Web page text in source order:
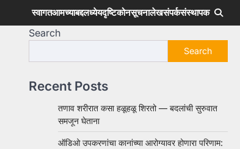
स्वागतआमच्याबद्दलध्येयदृष्टिकोनसूचनालेखसंपर्कसंस्थापक
Search
Search
Recent Posts
तणाव शरीरात कसा हळूहळू शिरतो — बदलांची सुरुवात
समजून घेताना
ऑडिओ उपकरणांचा कानांच्या आरोग्यावर होणारा परिणाम: